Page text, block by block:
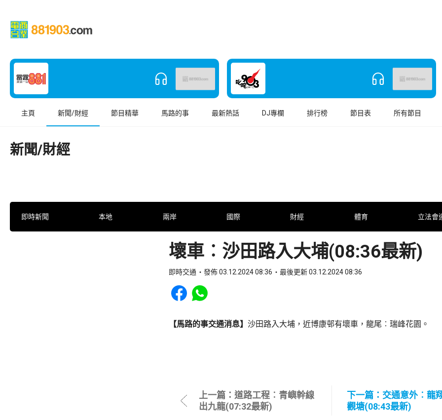
主頁 新聞/財經 節目精華 馬路的事 最新熱話 DJ專欄 排行榜 節目表 所有節目
新聞/財經
即時新聞 本地 兩岸 國際 財經 體育 立法會
壞車︰沙田路入大埔(08:36最新)
即時交通 發佈 03.12.2024 08:36 最後更新 03.12.2024 08:36
Share to Facebook
Share to WhatsApp
【馬路的事交通消息】 沙田路入大埔，近博康邨有壞車，龍尾︰瑞峰花園。
上一篇：道路工程︰青嶼幹線
出九龍(07:32最新)
下一篇：交通意外︰龍
觀塘(08:43最新)